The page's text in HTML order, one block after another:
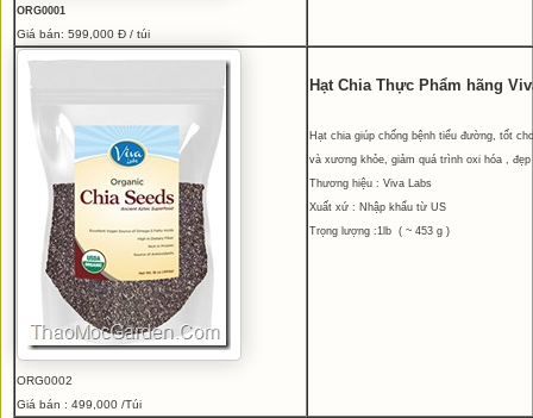
ORG0001
Giá bán: 599,000 Đ / túi
ORG0002
Giá bán : 499,000 /Túi
Hạt Chia Thực Phẩm hãng
Hạt chia giúp chống bệnh tiểu đường, tốt
và xương khỏe, giảm quá trình oxi hóa ,
Thương hiệu : Viva Labs
Xuất xứ : Nhập khẩu từ US
Trọng lượng :1lb ( ~ 453 g )